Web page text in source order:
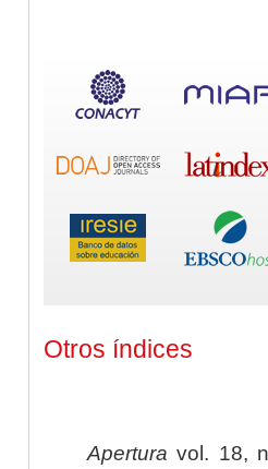
Otros índices
Apertura vol. 18,